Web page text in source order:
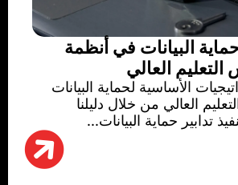
حماية البيانات في أنظمة
العالي
الأساسية لحماية البيانات
العالي من خلال دليلنا
تدابير حماية البيانات...